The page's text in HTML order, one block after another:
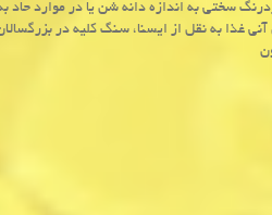
سختی به اندازه دانه شن یا در موارد حاد
غذا به نقل از ایسنا، سنگ کلیه در